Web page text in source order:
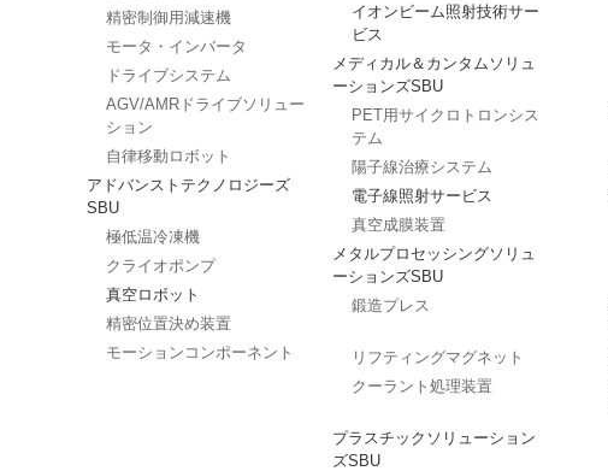
精密制御用減速機
モータ・インバータ
ドライブシステム
AGV/AMRドライブソリュー
ション
自律移動ロボット
アドバンストテクノロジーズ
SBU
極低温冷凍機
クライオポンプ
真空ロボット
精密位置決め装置
モーションコンポーネント
イオンビーム照射技術サー
ビス
メディカル＆カンタムソリュ
ーションズSBU
PET用サイクロトロンシス
テム
陽子線治療システム
電子線照射サービス
真空成膜装置
メタルプロセッシングソリュ
ーションズSBU
鍛造プレス
リフティングマグネット
クーラント処理装置
プラスチックソリューション
ズSBU